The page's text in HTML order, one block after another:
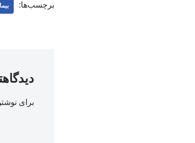
برچسب‌ها:
برای